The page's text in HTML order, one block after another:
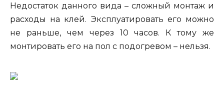
Недостаток данного вида – сложный монтаж и
расходы на клей. Эксплуатировать его можно
не раньше, чем через 10 часов. К тому же
монтировать его на пол с подогревом – нельзя.